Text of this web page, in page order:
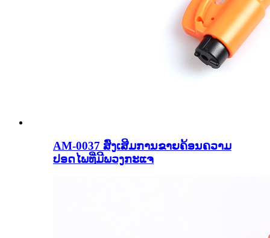
AM-0037 ສົ່ງເສີມການຂາຍຄ້ອນຄວາມ
ປອດໄພທີ່ມີພວງກະແຈ